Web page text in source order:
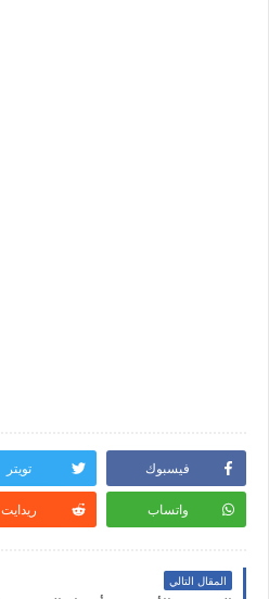
فيسبوك تويتر
واتساب ريدايت
المقال التالي